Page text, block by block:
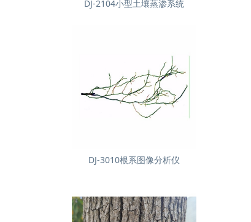
DJ-2104小型土壤蒸渗系统
DJ-3010根系图像分析仪